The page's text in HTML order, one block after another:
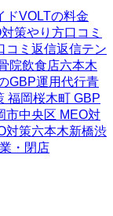
ドVOLTの料金
策やり方口コミ
コミ返信返信テン
院飲食店六本木
GBP運用代行青
福岡桜木町 GBP
市中央区 MEO対
対策六本木新橋渋
・閉店